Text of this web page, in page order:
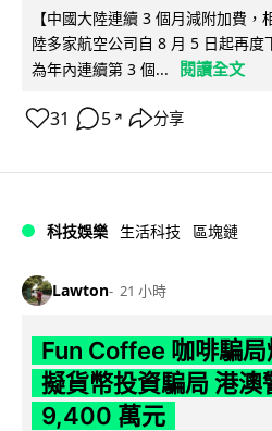
【中國大陸連續 3 個月減附加費
陸多家航空公司自 8 月 5 日起再度
為年內連續第 3 個...
閱讀全文
31 5 ↗ 分享
科技娛樂 生活科技 區塊鏈
Lawton 21 小時
Fun Coffee 咖啡騙
擬貨幣投資騙局 港澳
9,400 萬元